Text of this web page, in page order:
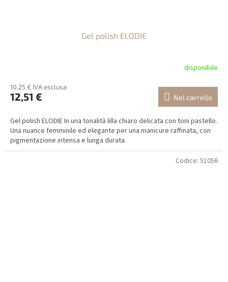
Gel polish ELODIE
disponibile
10,25 € IVA esclusa
12,51 € Nel carrello
Gel polish ELODIE In una tonalità lilla chiaro delicata con toni pastello.
Una nuance femminile ed elegante per una manicure raffinata, con
pigmentazione intensa e lunga durata.
Codice: 51056